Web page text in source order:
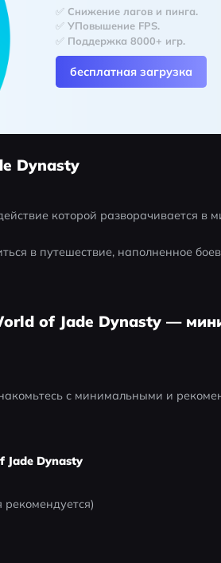
✅ Снижение лагов и пинга.
✅ УПовышение FPS.
✅ Поддержка 8000+ игр.
бесплатная загрузка
Dynasty
которой разворачивается в
в путешествие, наполненное
of Jade Dynasty —
с минимальными и
Jade Dynasty